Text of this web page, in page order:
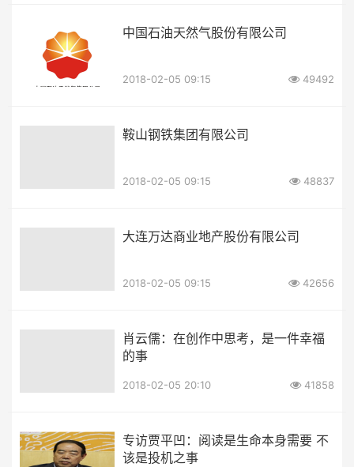
中国石油天然气股份有限公司
2018-02-05 09:15 49492
鞍山钢铁集团有限公司
2018-02-05 09:15 48837
大连万达商业地产股份有限公司
2018-02-05 09:15 42656
肖云儒：在创作中思考，是一件幸福
的事
2018-02-05 20:10 41858
专访贾平凹：阅读是生命本身需要 不
该是投机之事